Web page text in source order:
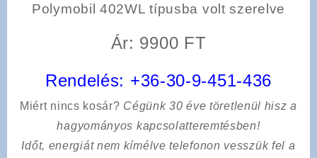
Polymobil 402WL típusba volt szerelve
Ár: 9900 FT
Rendelés: +36-30-9-451-436
Miért nincs kosár? Cégünk 30 éve töretlenül hisz a
hagyományos kapcsolatteremtésben!
Időt, energiát nem kímélvetelefonon vesszük fel a